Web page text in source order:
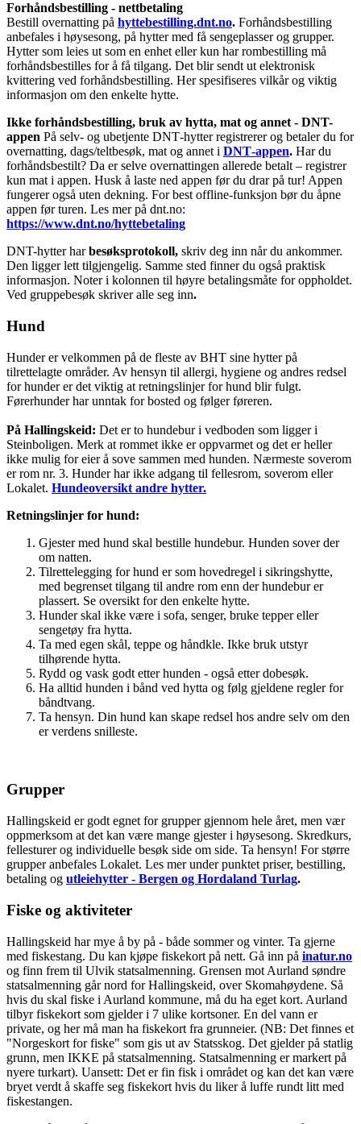
Forhåndsbestilling - nettbetaling
Bestill overnatting på hyttebestilling.dnt.no. Forhåndsbestilling
anbefales i høysesong, på hytter med få sengeplasser og grupper.
Hytter som leies ut som en enhet eller kun har rombestilling må
forhåndsbestilles for å få tilgang. Det blir sendt ut elektronisk
kvittering ved forhåndsbestilling. Her spesifiseres vilkår og viktig
informasjon om den enkelte hytte.
Ikke forhåndsbestilling, bruk av hytta, mat og annet - DNT-
appen På selv- og ubetjente DNT‑hytter registrerer og betaler du for
overnatting, dags/teltbesøk, mat og annet i DNT‑appen. Har du
forhåndsbestilt? Da er selve overnattingen allerede betalt – registrer
kun mat i appen. Husk å laste ned appen før du drar på tur! Appen
fungerer også uten dekning. For best offline‑funksjon bør du åpne
appen før turen. Les mer på dnt.no:
https://www.dnt.no/hyttebetaling
DNT-hytter harbesøksprotokoll, skriv deg inn når du ankommer.
Den ligger lett tilgjengelig. Samme sted finner du også praktisk
informasjon. Noter i kolonnen til høyre betalingsmåte for oppholdet.
Ved gruppebesøk skriver alle seg inn.
Hund
Hunder er velkommen på de fleste av BHT sine hytter på
tilrettelagte områder. Av hensyn til allergi, hygiene og andres redsel
for hunder er det viktig at retningslinjer for hund blir fulgt.
Førerhunder har unntak for bosted og følger føreren.
På Hallingskeid: Det er to hundebur i vedboden som ligger i
Steinboligen. Merk at rommet ikke er oppvarmet og det er heller
ikke mulig for eier å sove sammen med hunden. Nærmeste soverom
er rom nr. 3. Hunder har ikke adgang til fellesrom, soverom eller
Lokalet. Hundeoversikt andre hytter.
Retningslinjer for hund:
Gjester med hund skal bestille hundebur. Hunden sover der
om natten.
Tilrettelegging for hund er som hovedregel i sikringshytte,
med begrenset tilgang til andre rom enn der hundebur er
plassert. Se oversikt for den enkelte hytte.
Hunder skal ikke være i sofa, senger, bruke tepper eller
sengetøy fra hytta.
Ta med egen skål, teppe og håndkle. Ikke bruk utstyr
tilhørende hytta.
Rydd og vask godt etter hunden - også etter dobesøk.
Ha alltid hunden i bånd ved hytta og følg gjeldene regler for
båndtvang.
Ta hensyn. Din hund kan skape redsel hos andre selv om den
er verdens snilleste.
Grupper
Hallingskeid er godt egnet for grupper gjennom hele året, men vær
oppmerksom at det kan være mange gjester i høysesong. Skredkurs,
fellesturer og individuelle besøk side om side. Ta hensyn! For større
grupper anbefales Lokalet. Les mer under punktet priser, bestilling,
betaling og utleiehytter - Bergen og Hordaland Turlag.
Fiske og aktiviteter
Hallingskeid har mye å by på - både sommer og vinter. Ta gjerne
med fiskestang. Du kan kjøpe fiskekort på nett. Gå inn på inatur.no
og finn frem til Ulvik statsalmenning. Grensen mot Aurland søndre
statsalmenning går nord for Hallingskeid, over Skomahøydene. Så
hvis du skal fiske i Aurland kommune, må du ha eget kort. Aurland
tilbyr fiskekort som gjelder i 7 ulike kortsoner. En del vann er
private, og her må man ha fiskekort fra grunneier. (NB: Det finnes et
"Norgeskort for fiske" som gis ut av Statsskog. Det gjelder på statlig
grunn, men IKKE på statsalmenning. Statsalmenning er markert på
nyere turkart). Uansett: Det er fin fisk i området og kan det kan være
bryet verdt å skaffe seg fiskekort hvis du liker å luffe rundt litt med
fiskestangen.